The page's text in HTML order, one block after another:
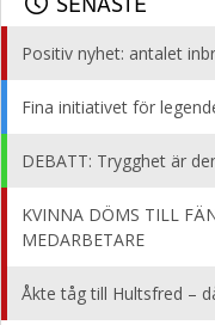
Positiv nyhet: antalet
Fina initiativet för
DEBATT: Trygghet är
KVINNA DÖMS TILL
MEDARBETARE
Åkte tåg till Hultsfred –